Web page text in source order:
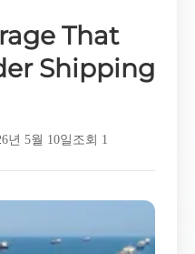
That
Shipping
년 5월 10일 조회 1